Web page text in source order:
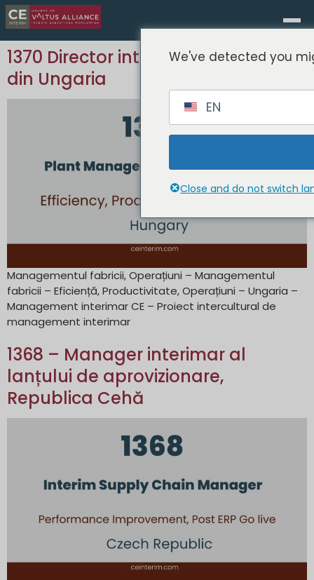
1370 Director interimar al fabricii
din Ungaria
Managementul fabricii, Operațiuni – Managementul
fabricii – Eficiență, Productivitate, Operațiuni – Ungaria –
Management interimar CE – Proiect intercultural de
management interimar
1368 – Manager interimar al
lanțului de aprovizionare,
Republica Cehă
We've detected you
EN
Close and do not switch